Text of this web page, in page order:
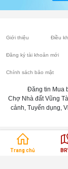
Trang chủ
Giới thiệu Điều
Đăng ký tài khoản mới
Chính sách bảo mật
Đăng tin Mua
Chợ Nhà đất Vũng
cảnh, Tuyển dụng,